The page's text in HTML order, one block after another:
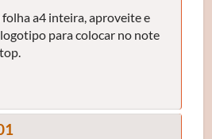
a4 inteira, aproveite e
para colocar no note